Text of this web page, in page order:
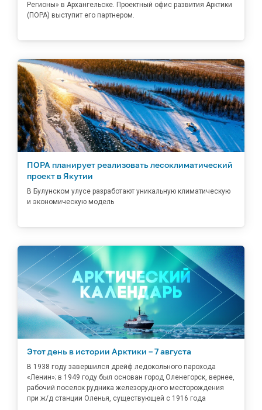
Регионы» в Архангельске. Проектный офис развития Арктики
(ПОРА) выступит его партнером.
ПОРА планирует реализовать лесоклиматический
проект в Якутии
В Булунском улусе разработают уникальную климатическую
и экономическую модель
Этот день в истории Арктики – 7 августа
В 1938 году завершился дрейф ледокольного парохода
«Ленин»; в 1949 году был основан город Оленегорск, вернее,
рабочий поселок рудника железорудного месторождения
при ж/д станции Оленья, существующей с 1916 года